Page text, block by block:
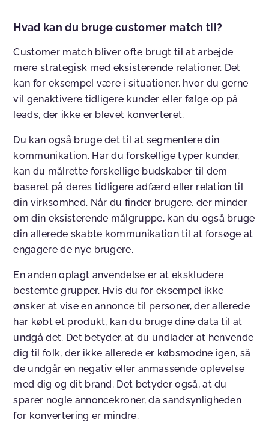
Hvad kan du bruge customer match til?
Customer match bliver ofte brugt til at arbejde
mere strategisk med eksisterende relationer. Det
kan for eksempel være i situationer, hvor du gerne
vil genaktivere tidligere kunder eller følge op på
leads, der ikke er blevet konverteret.
Du kan også bruge det til at segmentere din
kommunikation. Har du forskellige typer kunder,
kan du målrette forskellige budskaber til dem
baseret på deres tidligere adfærd eller relation til
din virksomhed. Når du finder brugere, der minder
om din eksisterende målgruppe, kan du også bruge
din allerede skabte kommunikation til at forsøge at
engagere de nye brugere.
En anden oplagt anvendelse er at ekskludere
bestemte grupper. Hvis du for eksempel ikke
ønsker at vise en annonce til personer, der allerede
har købt et produkt, kan du bruge dine data til at
undgå det. Det betyder, at du undlader at henvende
dig til folk, der ikke allerede er købsmodne igen, så
de undgår en negativ eller anmassende oplevelse
med dig og dit brand. Det betyder også, at du
sparer nogle annoncekroner, da sandsynligheden
for konvertering er mindre.